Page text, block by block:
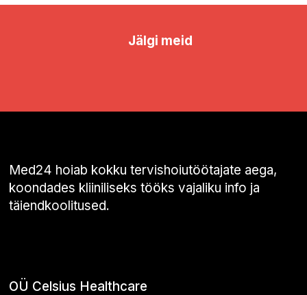
Jälgi meid
Med24 hoiab kokku tervishoiutöötajate aega,
koondades kliiniliseks tööks vajaliku info ja
täiendkoolitused.
OÜ Celsius Healthcare